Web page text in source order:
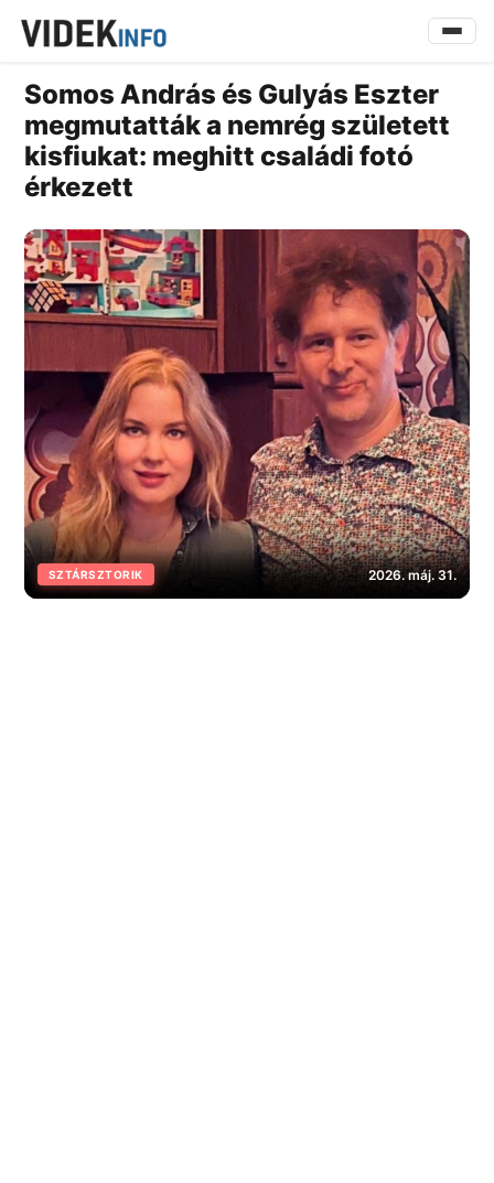
Somos András és Gulyás Eszter
megmutatták a nemrég született
kisfiukat: meghitt családi fotó
érkezett
SZTÁRSZTORIK 2026. máj. 31.